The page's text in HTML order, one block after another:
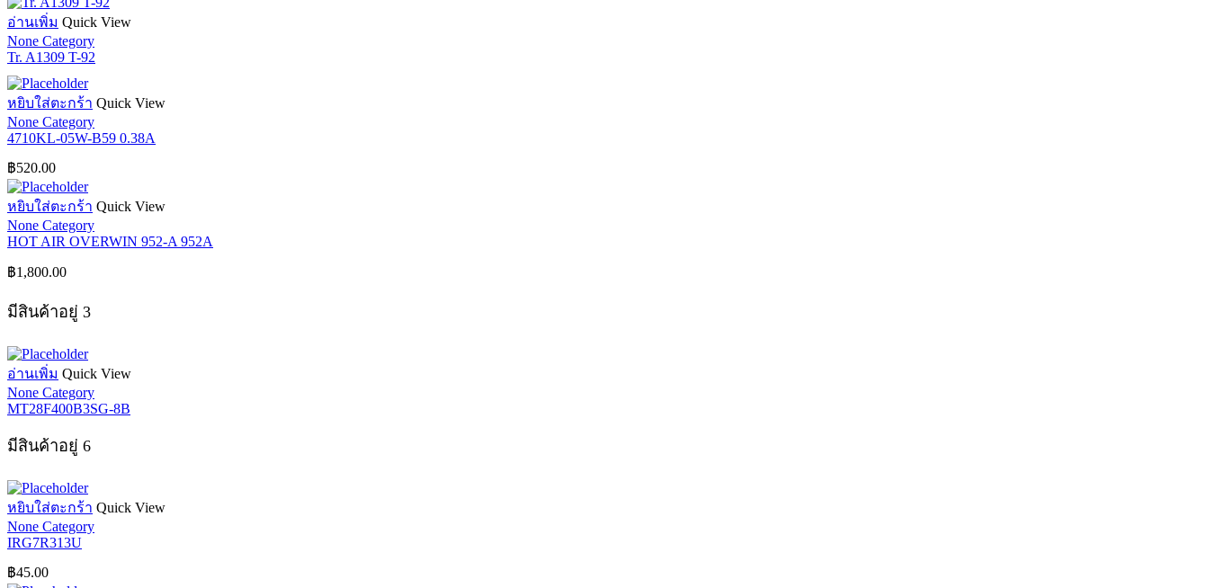
อ่านเพิ่ม Quick View
None Category
Tr. A1309 T-92
หยิบใส่ตะกร้า Quick View
None Category
4710KL-05W-B59 0.38A
฿520.00
หยิบใส่ตะกร้า Quick View
None Category
HOT AIR OVERWIN 952-A 952A
฿1,800.00
มีสินค้าอยู่ 3
อ่านเพิ่ม Quick View
None Category
MT28F400B3SG-8B
มีสินค้าอยู่ 6
หยิบใส่ตะกร้า Quick View
None Category
IRG7R313U
฿45.00